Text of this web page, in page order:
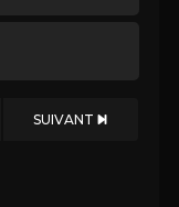
SUIVANT